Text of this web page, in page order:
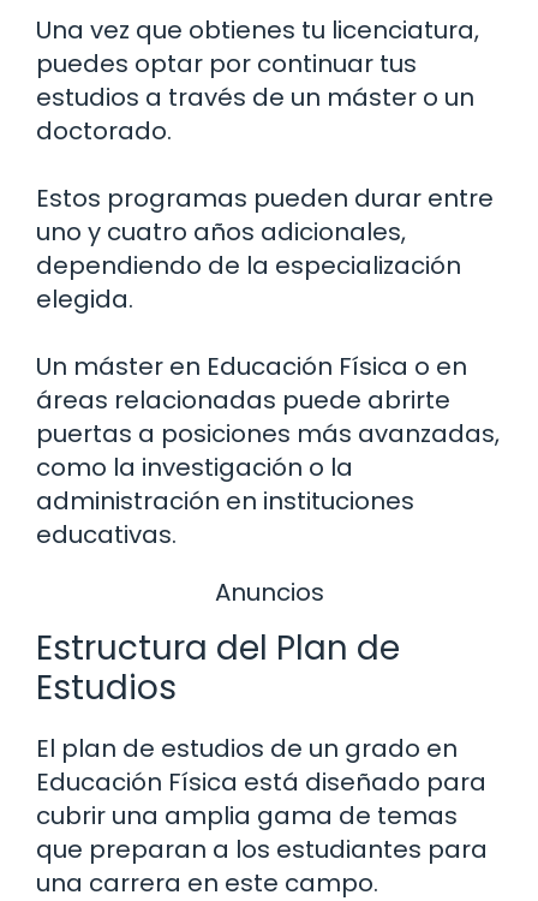
Una vez que obtienes tu licenciatura,
puedes optar por continuar tus
estudios a través de un máster o un
doctorado.
Estos programas pueden durar entre
uno y cuatro años adicionales,
dependiendo de la especialización
elegida.
Un máster en Educación Física o en
áreas relacionadas puede abrirte
puertas a posiciones más avanzadas,
como la investigación o la
administración en instituciones
educativas.
Anuncios
Estructura del Plan de
Estudios
El plan de estudios de un grado en
Educación Física está diseñado para
cubrir una amplia gama de temas
que preparan a los estudiantes para
una carrera en este campo.